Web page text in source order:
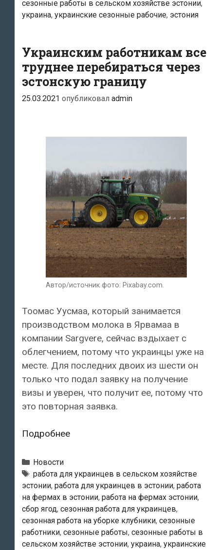
до
сезонных
работников
сезонные работы в сельском хозяйстве эстонии,
украина, украинские сезонные рабочие, эстония
Украинским работникам все
труднее перебираться через
эстонскую границу
25.03.2021 опубликовал admin
Автор/источник фото: Pixabay.com.
Тоомас Уусмаа, который занимается
производством молока в Ярвамаа в
компании Sargvere, сейчас вздыхает с
облегчением, потому что украинцы уже на
месте. Для последних двоих из шести он
только что подал заявку на получение
визы и уверен, что получит ее, потому что
это повторная заявка.
ПодробнееУкраинским
труднее
перебираться
через
эстонскую
границу
Рубрики
Новости
Теги
работа для украинцев в сельском хозяйстве
эстонии, работа для украинцев в эстонии, работа
на фермах в эстонии, работа на фермах эстонии,
сбор ягод, сезонная работа для украинцев,
сезонная работа на уборке клубники, сезонные
работники, сезонные работы, сезонные работы в
сельском хозяйстве эстонии, украина, украинские